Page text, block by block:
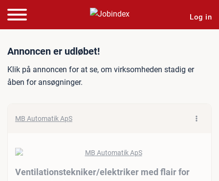
Log in
Jobannonce:
Annoncen er udløbet!
Klik på annoncen for at se, om virksomheden stadig er
åben for ansøgninger.
MB Automatik ApS
Ventilationstekniker/​elektriker med flair for